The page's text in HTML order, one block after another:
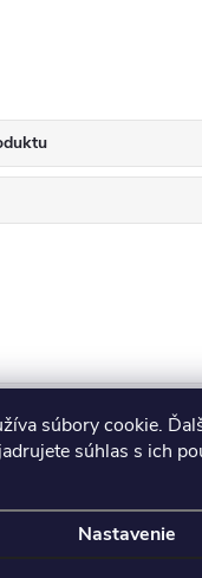
súbory cookie.
súhlas s ich
Nastavenie
vás